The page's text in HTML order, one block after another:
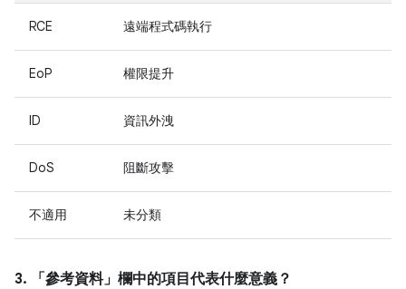
RCE 遠端程式碼執行
EoP 權限提升
ID 資訊外洩
DoS 阻斷攻擊
不適用 未分類
3. 「參考資料」 欄中的項目代表什麼意義？